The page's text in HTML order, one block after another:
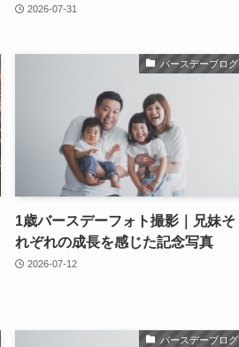
2026-07-31
バースデーブログ
1歳バースデーフォト撮影｜兄妹そ
れぞれの成長を感じた記念写真
2026-07-12
バースデーブログ